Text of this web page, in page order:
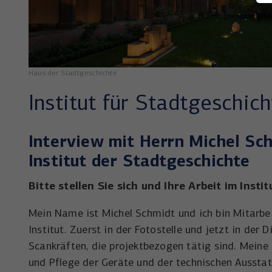
Haus der Stadtgeschichte
Institut für
Interview mit Herrn Michel
Institut der Stadtgeschichte
Bitte stellen Sie sich und Ihre Arbeit im
Mein Name ist Michel Schmidt und ich bin
Institut. Zuerst in der Fotostelle und jetzt in der
Scankräften, die projektbezogen tätig sind.
und Pflege der Geräte und der technischen